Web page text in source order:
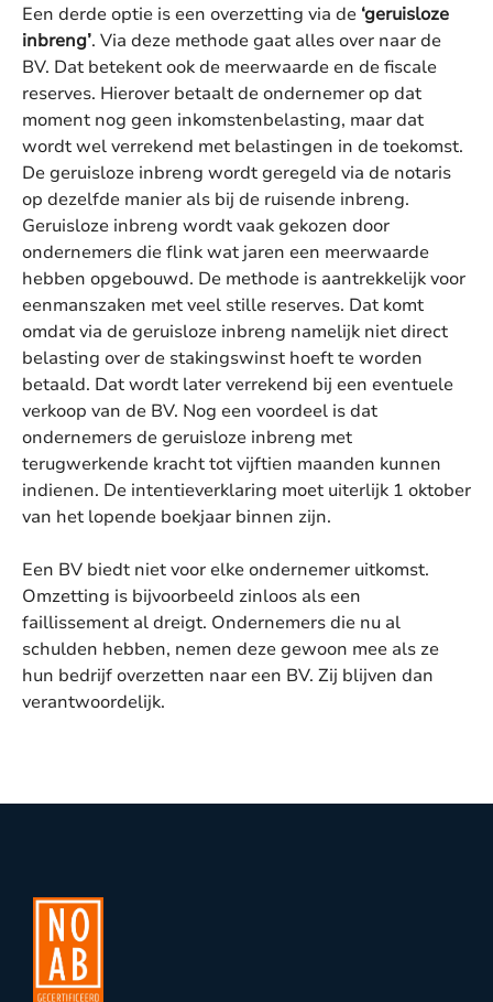
Een derde optie is een overzetting via de ‘geruisloze
inbreng’. Via deze methode gaat alles over naar de
BV. Dat betekent ook de meerwaarde en de fiscale
reserves. Hierover betaalt de ondernemer op dat
moment nog geen inkomstenbelasting, maar dat
wordt wel verrekend met belastingen in de toekomst.
De geruisloze inbreng wordt geregeld via de notaris
op dezelfde manier als bij de ruisende inbreng.
Geruisloze inbreng wordt vaak gekozen door
ondernemers die flink wat jaren een meerwaarde
hebben opgebouwd. De methode is aantrekkelijk voor
eenmanszaken met veel stille reserves. Dat komt
omdat via de geruisloze inbreng namelijk niet direct
belasting over de stakingswinst hoeft te worden
betaald. Dat wordt later verrekend bij een eventuele
verkoop van de BV. Nog een voordeel is dat
ondernemers de geruisloze inbreng met
terugwerkende kracht tot vijftien maanden kunnen
indienen. De intentieverklaring moet uiterlijk 1 oktober
van het lopende boekjaar binnen zijn.
Een BV biedt niet voor elke ondernemer uitkomst.
Omzetting is bijvoorbeeld zinloos als een
faillissement al dreigt. Ondernemers die nu al
schulden hebben, nemen deze gewoon mee als ze
hun bedrijf overzetten naar een BV. Zij blijven dan
verantwoordelijk.